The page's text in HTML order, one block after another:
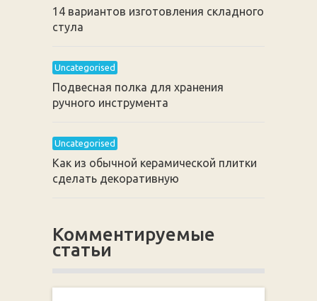
14 вариантов изготовления складного
стула
Uncategorised
Подвесная полка для хранения
ручного инструмента
Uncategorised
Как из обычной керамической плитки
сделать декоративную
Комментируемые
статьи